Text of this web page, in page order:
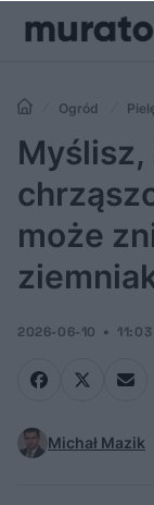
Ogród
chrząszcz? Ten
dni
Myślisz,
może
2026-06-10 11:03
Michał Mazik